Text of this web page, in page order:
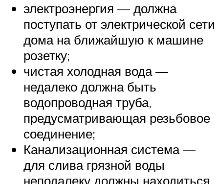
электроэнергия — должна
поступать от электрической сети
дома на ближайшую к машине
розетку;
чистая холодная вода —
недалеко должна быть
водопроводная труба,
предусматривающая резьбовое
соединение;
Канализационная система —
для слива грязной воды
неподалеку должны находиться